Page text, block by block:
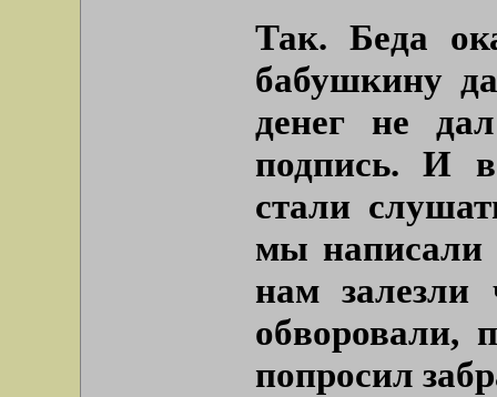
Так. Беда
бабушкину
денег не
подпись. И
стали
мы написали
нам залезли
обворовали,
попросил